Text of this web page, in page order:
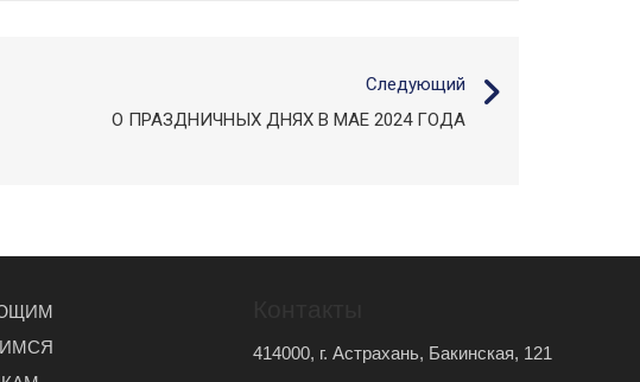
Следующий
О ПРАЗДНИЧНЫХ ДНЯХ В МАЕ 2024 ГОДА
414000, г. Астрахань, Бакинская, 121